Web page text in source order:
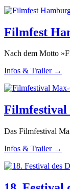
Filmfest
Nach dem Motto
Infos & Trailer →
Filmfestival
Das Filmfestival
Infos & Trailer →